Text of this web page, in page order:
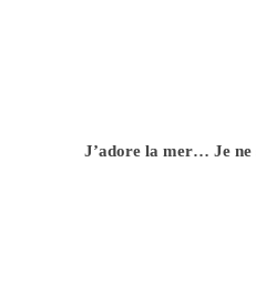
J’adore la mer… Je ne